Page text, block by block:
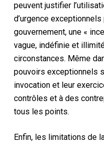
peuvent justifier
d’urgence
gouvernement, une «
vague, indéfinie et
circonstances. Même
pouvoirs exceptionnels
invocation et leur
contrôles et à des
tous les points.
Enfin, les limitations de